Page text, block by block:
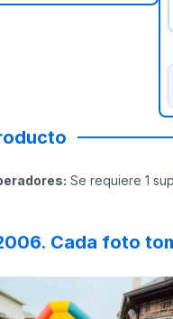
: Se requiere 1
Cada foto
are extremely
tables and chairs
on GoogleReviews